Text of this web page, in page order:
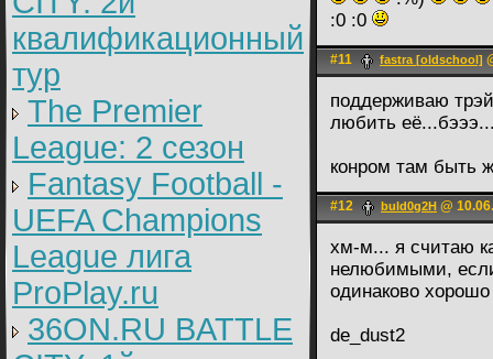
квалификационный
тур
The Premier
League: 2 cезон
Fantasy Football -
UEFA Champions
League лига
ProPlay.ru
36ON.RU BATTLE
:0 :0
#11 fastra [oldschool]
поддерживаю
любить
конром там быть
#12 buld0g2H @
хм-м... я считаю
нелюбимыми, если
одинаково
de_dust2